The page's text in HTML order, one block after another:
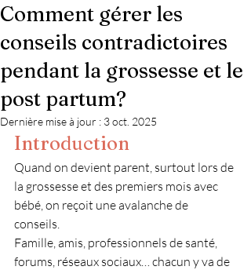
Comment gérer les
conseils contradictoires
pendant la grossesse et le
post partum?
Dernière mise à jour : 3 oct. 2025
Introduction
Quand on devient parent, surtout lors de
la grossesse et des premiers mois avec
bébé, on reçoit une avalanche de
conseils.
Famille, amis, professionnels de santé,
forums, réseaux sociaux… chacun y va de